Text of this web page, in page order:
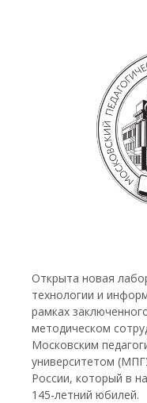
Открыта новая
технологии и
рамках
методическом
Московским
университетом
России, который в
145-летний юбилей.